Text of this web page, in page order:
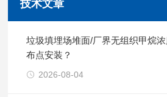
技术文章
垃圾填埋场堆面/厂界无组织甲烷
布点安装？
2026-08-04